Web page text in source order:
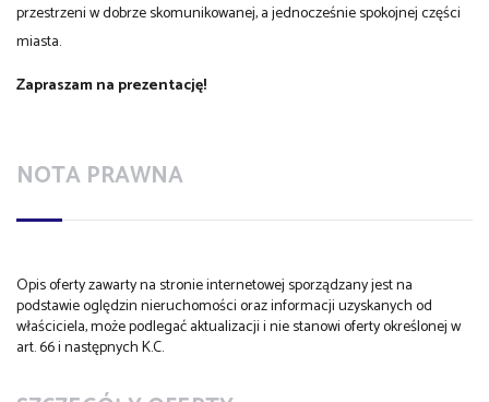
przestrzeni w dobrze skomunikowanej, a jednocześnie spokojnej części
miasta.
Zapraszam na prezentację!
NOTA PRAWNA
Opis oferty zawarty na stronie internetowej sporządzany jest na
podstawie oględzin nieruchomości oraz informacji uzyskanych od
właściciela, może podlegać aktualizacji i nie stanowi oferty określonej w
art. 66 i następnych K.C.